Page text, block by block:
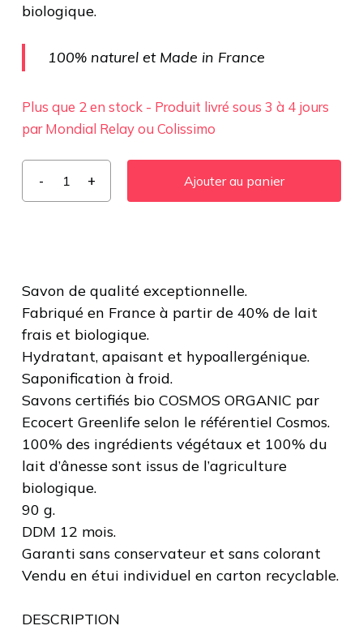
biologique.
100% naturel et Made in France
Plus que 2 en stock - Produit livré sous 3 à 4 jours
par Mondial Relay ou Colissimo
Ajouter au panier
Savon de qualité exceptionnelle.
Fabriqué en France à partir de 40% de lait
frais et biologique.
Hydratant, apaisant et hypoallergénique.
Saponification à froid.
Savons certifiés bio COSMOS ORGANIC par
Ecocert Greenlife selon le référentiel Cosmos.
100% des ingrédients végétaux et 100% du
lait d’ânesse sont issus de l’agriculture
biologique.
90 g.
DDM 12 mois.
Garanti sans conservateur et sans colorant
Vendu en étui individuel en carton recyclable.
DESCRIPTION